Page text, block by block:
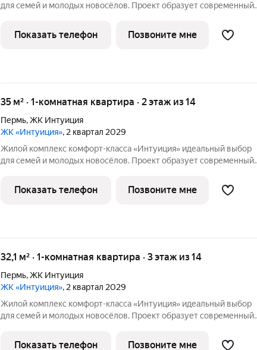
для семей и молодых новосёлов. Проект образует современный
Беляева - Одоевского. Новый жилой комплекс гармонично вписан
в сложившуюся
Показать телефон Позвоните мне
35 м² · 1-комнатная квартира · 2 этаж из 14
Пермь,ЖК Интуиция
ЖК «Интуиция», 2 квартал 2029
Жилой комплекс комфорт-класса «Интуиция» идеальный выбор
для семей и молодых новосёлов. Проект образует современный
Беляева - Одоевского. Новый жилой комплекс гармонично вписан
в сложившуюся
Показать телефон Позвоните мне
32,1 м² · 1-комнатная квартира · 3 этаж из 14
Пермь,ЖК Интуиция
ЖК «Интуиция», 2 квартал 2029
Жилой комплекс комфорт-класса «Интуиция» идеальный выбор
для семей и молодых новосёлов. Проект образует современный
Беляева - Одоевского. Новый жилой комплекс гармонично вписан
Показать телефон Позвоните мне